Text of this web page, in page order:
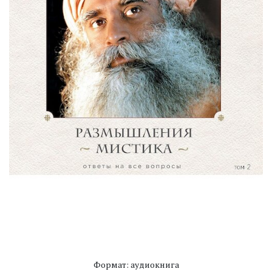
Формат: аудиокнига